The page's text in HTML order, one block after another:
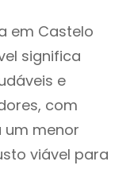
em Castelo
significa
e
com
um menor
viável para